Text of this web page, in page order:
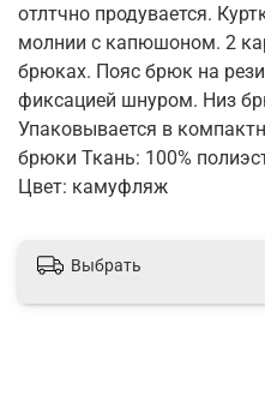
отлтчно продувается.
молнии с капюшоном. 2
брюках. Пояс брюк на
фиксацией шнуром. Низ
Упаковывается в
брюки Ткань: 100%
Цвет: камуфляж
Выбрать